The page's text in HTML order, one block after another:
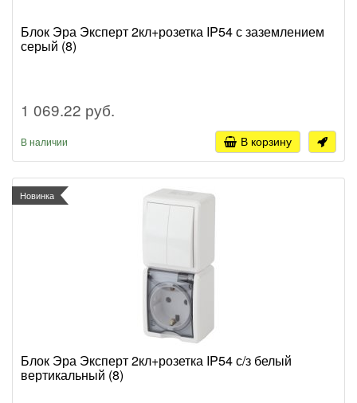
Блок Эра Эксперт 2кл+розетка IP54 с заземлением
серый (8)
1 069.22 руб.
В наличии В корзину
Новинка
Блок Эра Эксперт 2кл+розетка IP54 с/з белый
вертикальный (8)